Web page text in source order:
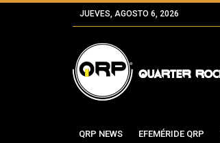
JUEVES, AGOSTO 6, 2026
QRP NEWS EFEMÉRIDE QRP